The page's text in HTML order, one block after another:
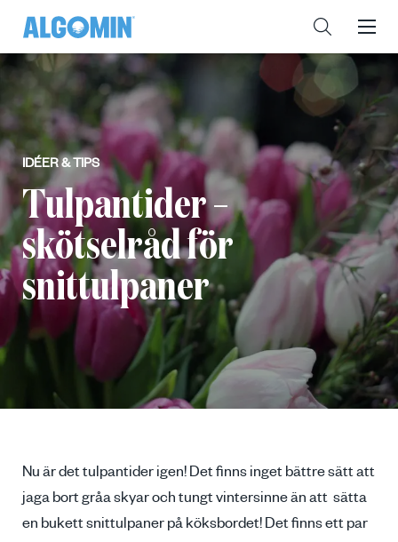
IDÉER & TIPS
Tulpantider –
skötselråd för
snittulpaner
Nu är det tulpantider igen! Det finns inget bättre sätt att
jaga bort gråa skyar och tungt vintersinne än att sätta
en bukett snittulpaner på köksbordet! Det finns ett par